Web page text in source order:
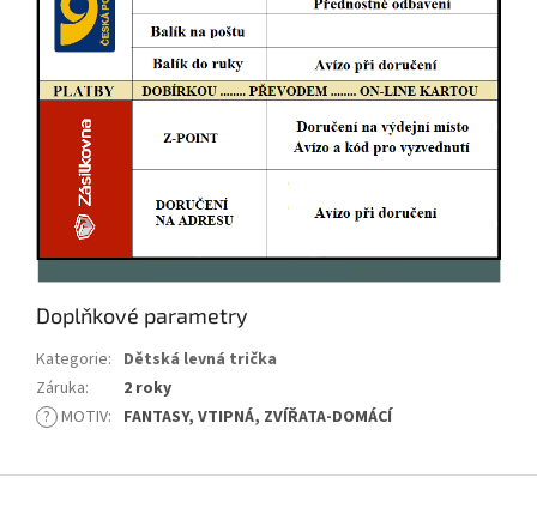
Doplňkové parametry
Kategorie: Dětská levná trička
Záruka:
2 roky
? MOTIV: FANTASY, VTIPNÁ, ZVÍŘATA-DOMÁCÍ